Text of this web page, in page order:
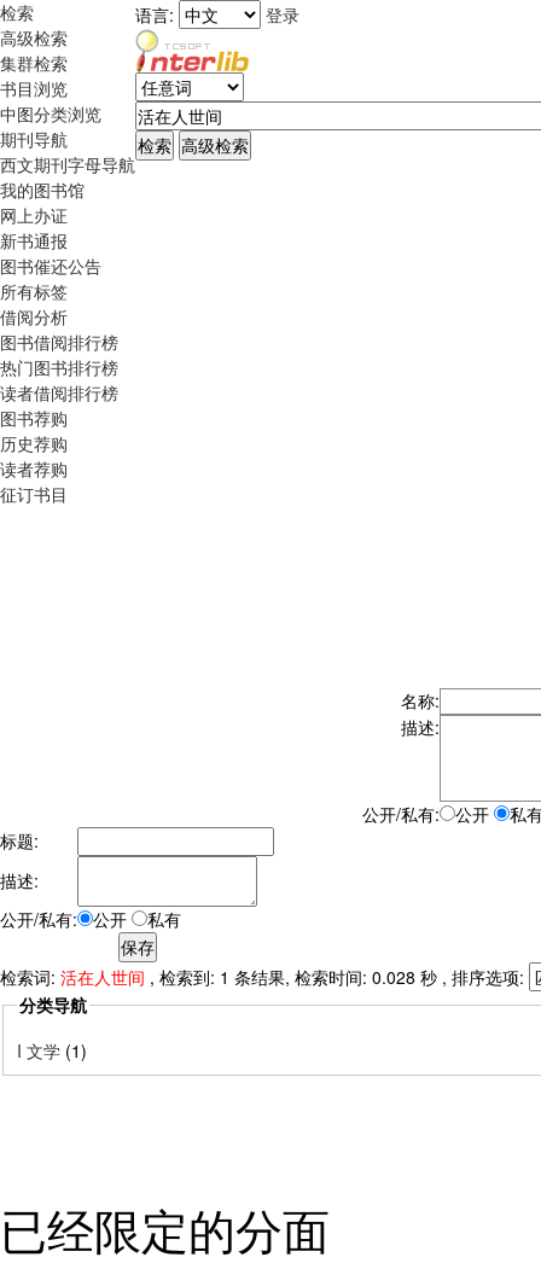
检索
高级检索
集群检索
书目浏览
中图分类浏览
期刊导航
西文期刊字母导航
我的图书馆
网上办证
新书通报
图书催还公告
所有标签
借阅分析
图书借阅排行榜
热门图书排行榜
读者借阅排行榜
图书荐购
历史荐购
读者荐购
征订书目
语言: 登录
名称:
描述:
公开/私有: 公开
私
标题:
描述:
公开/私有:
公开 私有
检索词: 活在人世间 , 检索到: 1 条结果, 检索时间: 0.028 秒 , 排序选项:
分类导航
I 文学 (1)
已经限定的分面